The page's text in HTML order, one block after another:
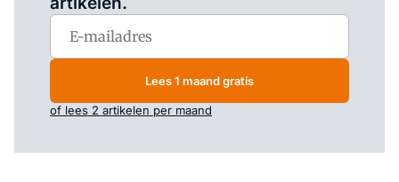
Lees 1 maand gratis
of lees 2 artikelen per maand